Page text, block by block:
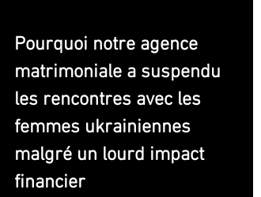
Pourquoi notre agence
matrimoniale a suspendu
les rencontres avec les
femmes ukrainiennes
malgré un lourd impact
financier